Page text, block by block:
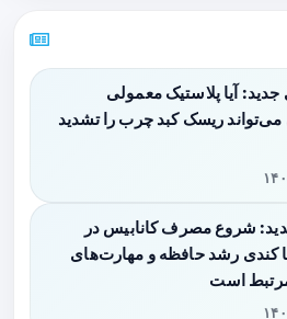
آیا پلاستیک معمولی
می‌تواند ریسک کبد چرب را تشدید
۱۷
شروع مصرف کانابیس در
کندی رشد حافظه و مهارت‌های
است
۱۷